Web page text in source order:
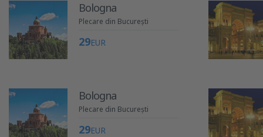
Bologna
Plecare din București
29EUR
Bologna
Plecare din București
29EUR